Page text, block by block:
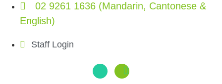
02 9261 1636 (Mandarin, Cantonese &
English)
Staff Login